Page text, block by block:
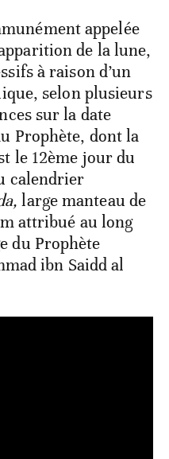
appelée
de la lune,
à raison d’un
selon plusieurs
sur la date
Prophète, dont la
le 12ème jour du
calendrier
large manteau de
attribué au long
du Prophète
ibn Saidd al